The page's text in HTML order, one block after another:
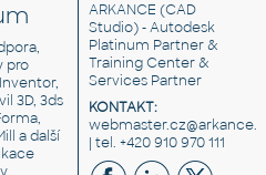
pro
3D, 3ds
a další
ARKANCE (CAD
Studio) - Autodesk
Platinum Partner &
Training Center &
Services Partner
KONTAKT:
| tel. +420 910 970 111